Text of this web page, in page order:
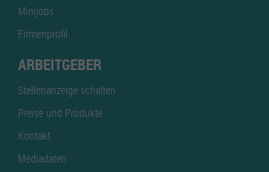
Minijobs
Firmenprofil
ARBEITGEBER
Stellenanzeige schalten
Preise und Produkte
Kontakt
Mediadaten